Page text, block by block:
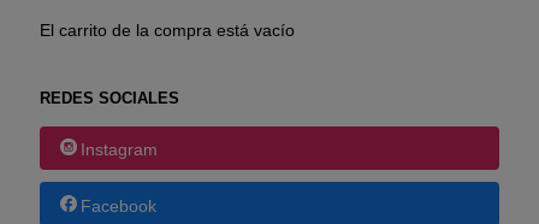
El carrito de la compra está vacío
REDES SOCIALES
Instagram
Facebook